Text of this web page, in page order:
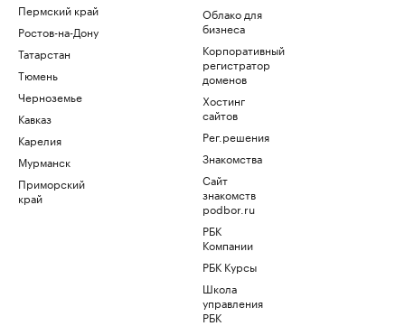
Пермский край
Ростов-на-Дону
Татарстан
Тюмень
Черноземье
Кавказ
Карелия
Мурманск
Приморский
край
Облако для
бизнеса
Корпоративный
регистратор
доменов
Хостинг
сайтов
Рег.решения
Знакомства
Сайт
знакомств
podbor.ru
РБК
Компании
РБК Курсы
Школа
управления
РБК